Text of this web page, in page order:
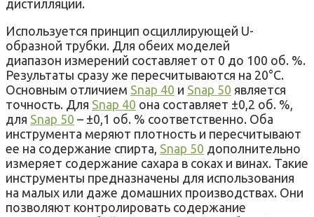
дистилляции.
Используется принцип осциллирующей U-
образной трубки. Для обеих моделей
диапазон измерений составляет от 0 до 100 об. %.
Результаты сразу же пересчитываются на 20°С.
Основным отличием Snap 40 и Snap 50 является
точность. Для Snap 40 она составляет ±0,2 об. %,
для Snap 50 – ±0,1 об. % соответственно. Оба
инструмента меряют плотность и пересчитывают
ее на содержание спирта, Snap 50 дополнительно
измеряет содержание сахара в соках и винах. Такие
инструменты предназначены для использования
на малых или даже домашних производствах. Они
позволяют контролировать содержание